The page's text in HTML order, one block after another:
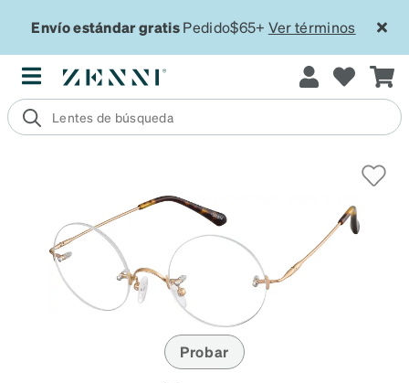
Envío estándar gratisPedido$65+ Ver términos
Probar